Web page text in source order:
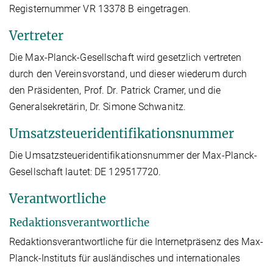
Registernummer VR 13378 B eingetragen.
Vertreter
Die Max-Planck-Gesellschaft wird gesetzlich vertreten
durch den Vereinsvorstand, und dieser wiederum durch
den Präsidenten, Prof. Dr. Patrick Cramer, und die
Generalsekretärin, Dr. Simone Schwanitz.
Umsatzsteueridentifikationsnummer
Die Umsatzsteueridentifikationsnummer der Max-Planck-
Gesellschaft lautet: DE 129517720.
Verantwortliche
Redaktionsverantwortliche
Redaktionsverantwortliche für die Internetpräsenz des Max-
Planck-Instituts für ausländisches und internationales